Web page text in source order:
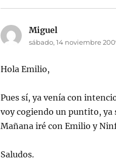
Miguel
sábado, 14 noviembre
Hola Emilio,
Pues sí, ya venía con
voy cogiendo un puntito, ya
Mañana iré con Emilio y
Saludos.